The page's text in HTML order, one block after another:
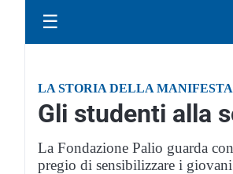
☰
LA STORIA DELLA
Gli studenti alla
La Fondazione Palio guarda
pregio di sensibilizzare i giovani